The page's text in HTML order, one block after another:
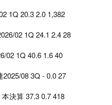
1Q 20.3 2.0 1,382
02 1Q 24.1 2.4 28
02 1Q 40.6 1.6 40
08 3Q - 0.0 27
決算 37.3 0.7 418